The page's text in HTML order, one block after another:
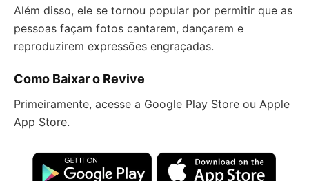
Além disso, ele se tornou popular por permitir que as
pessoas façam fotos cantarem, dançarem e
reproduzirem expressões engraçadas.
Como Baixar o Revive
Primeiramente, acesse a Google Play Store ou Apple
App Store.